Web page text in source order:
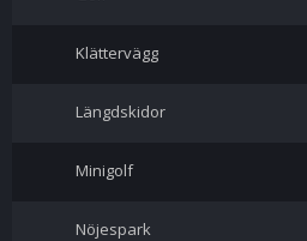
Klättervägg
Längdskidor
Minigolf
Nöjespark